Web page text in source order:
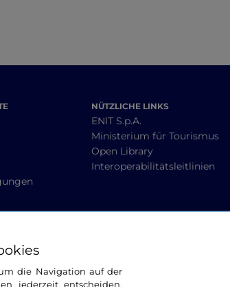
NÜTZLICHE LINKS
ENIT S.p.A.
Ministerium für Tourismus
Open Library
Interoperabilitätsleitlinien
die Navigation auf der
jederzeit entscheiden,